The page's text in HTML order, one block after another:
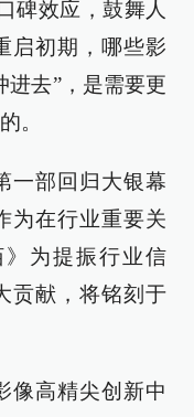
碑效应，鼓舞人
启初期，哪些影
进去”，是需要更
。
一部回归大银幕
为在行业重要关
为提振行业信
贡献，将铭刻于
像高精尖创新中